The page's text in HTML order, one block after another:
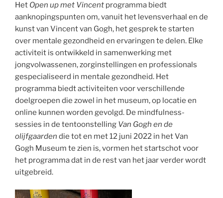
Het Open up met Vincent programma biedt
aanknopingspunten om, vanuit het levensverhaal en de
kunst van Vincent van Gogh, het gesprek te starten
over mentale gezondheid en ervaringen te delen. Elke
activiteit is ontwikkeld in samenwerking met
jongvolwassenen, zorginstellingen en professionals
gespecialiseerd in mentale gezondheid. Het
programma biedt activiteiten voor verschillende
doelgroepen die zowel in het museum, op locatie en
online kunnen worden gevolgd. De mindfulness-
sessies in de tentoonstelling Van Gogh en de
olijfgaarden die tot en met 12 juni 2022 in het Van
Gogh Museum te zien is, vormen het startschot voor
het programma dat in de rest van het jaar verder wordt
uitgebreid.